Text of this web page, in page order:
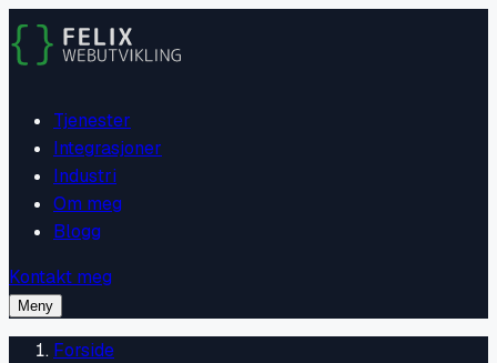
Tjenester
Integrasjoner
Industri
Om meg
Blogg
Kontakt meg
Meny
Forside